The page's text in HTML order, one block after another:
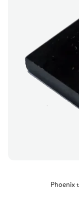
Phoenix